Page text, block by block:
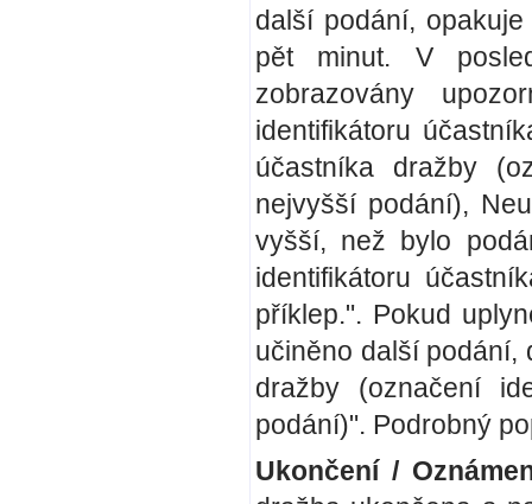
další podání,
pět minut. V
zobrazovány
identifikátoru
účastníka dražby
nejvyšší podání),
vyšší, než bylo
identifikátoru
příklep.". Pokud
učiněno další podání,
dražby (označení
podání)". Podrobný
Ukončení /